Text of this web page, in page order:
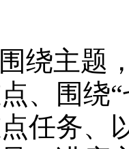
绕主题
、围绕
任务、